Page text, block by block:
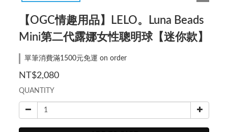
【OGC情趣用品】LELO。Luna Beads
Mini第二代露娜女性聰明球【迷你款】
單筆消費滿1500元免運 on order
NT$2,080
QUANTITY